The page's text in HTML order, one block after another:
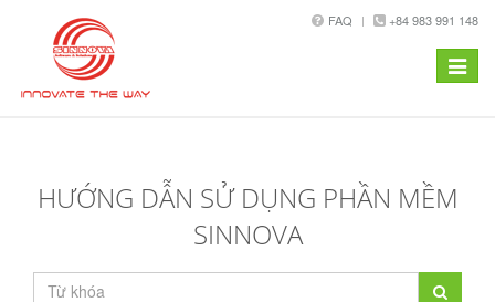
FAQ +84 983 991 148
Toggle
HƯỚNG DẪN SỬ DỤNG PHẦN MỀM
SINNOVA